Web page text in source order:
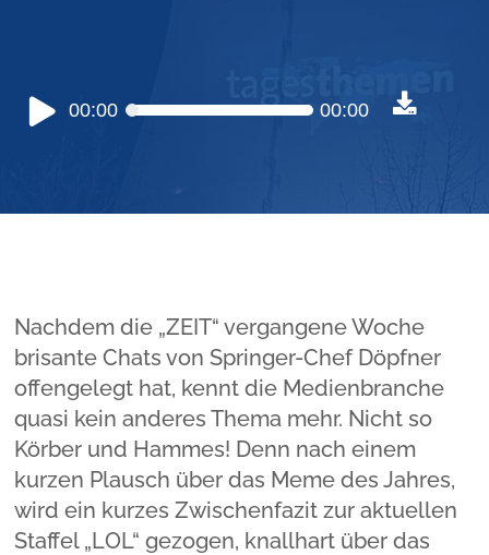
Audio-
Player
00:00 00:00
Nachdem die „ZEIT“ vergangene Woche
brisante Chats von Springer-Chef Döpfner
offengelegt hat, kennt die Medienbranche
quasi kein anderes Thema mehr. Nicht so
Körber und Hammes! Denn nach einem
kurzen Plausch über das Meme des Jahres,
wird ein kurzes Zwischenfazit zur aktuellen
Staffel „LOL“ gezogen, knallhart über das